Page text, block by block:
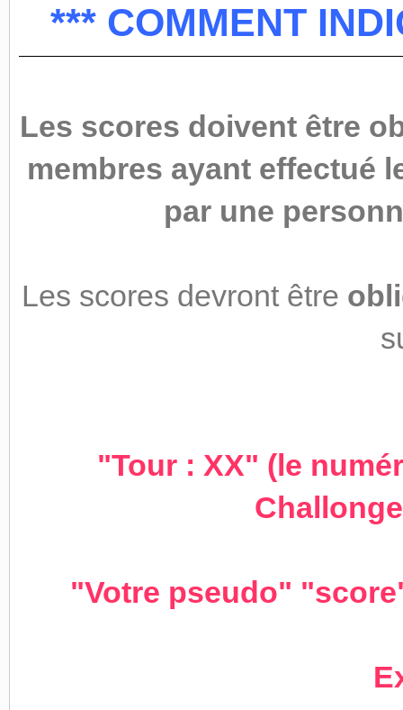
*** COMMENT
Les scores doivent être
membres ayant effectué
par une
Les scores devront être
"Tour : XX" (le
"Votre pseudo"